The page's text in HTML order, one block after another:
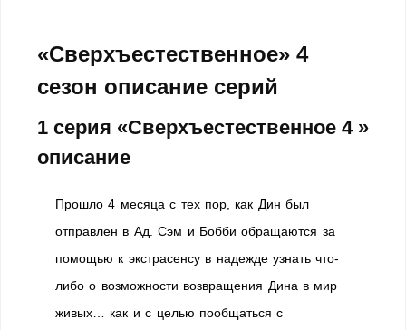
«Сверхъестественное» 4
сезон описание серий
1 серия «Сверхъестественное 4 »
описание
Прошло 4 месяца с тех пор, как Дин был
отправлен в Ад. Сэм и Бобби обращаются за
помощью к экстрасенсу в надежде узнать что-
либо о возможности возвращения Дина в мир
живых… как и с целью пообщаться с